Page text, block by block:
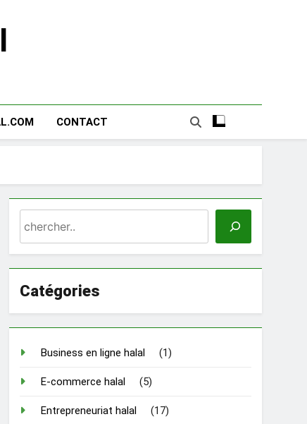
CONTACT
Catégories
Business en ligne halal (1)
E-commerce halal (5)
Entrepreneuriat halal (17)